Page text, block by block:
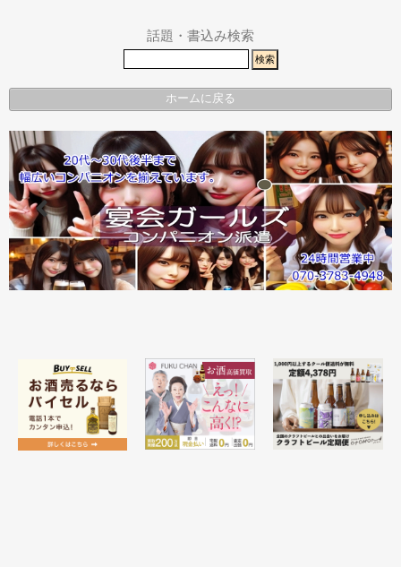
話題・書込み検索
ホームに戻る